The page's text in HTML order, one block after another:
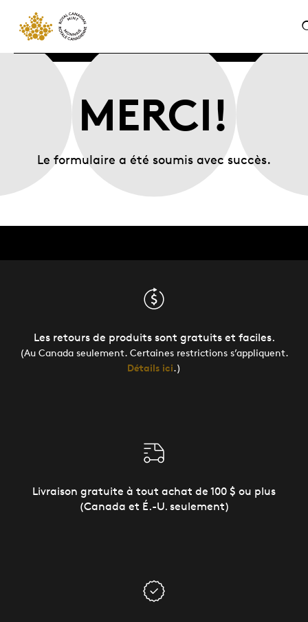
MERCI!
Le formulaire a été soumis avec succès.
Les retours de produits sont gratuits et faciles.
(Au Canada seulement. Certaines restrictions s’appliquent.
Détails ici.)
Livraison gratuite à tout achat de 100 $ ou plus
(Canada et É.-U. seulement)